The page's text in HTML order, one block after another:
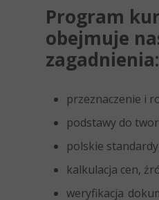
Program
obejmuje
zagadnienia:
przeznaczenie i
podstawy do
polskie
kalkulacja cen,
weryfikacja